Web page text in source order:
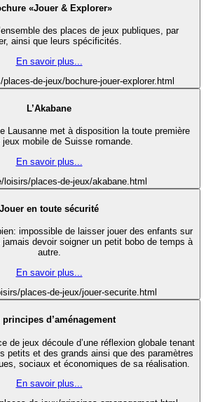
«Jouer & Explorer»
des places de jeux publiques, par
ainsi que leurs spécificités.
En savoir plus...
de-jeux/bochure-jouer-explorer.html
L’Akabane
Lausanne met à disposition la toute première
jeux mobile de Suisse romande.
En savoir plus...
loisirs/places-de-jeux/akabane.html
Jouer en toute sécurité
impossible de laisser jouer des enfants sur
devoir soigner un petit bobo de temps à
autre.
En savoir plus...
places-de-jeux/jouer-securite.html
principes d’aménagement
de jeux découle d’une réflexion globale tenant
petits et des grands ainsi que des paramètres
sociaux et économiques de sa réalisation.
En savoir plus...